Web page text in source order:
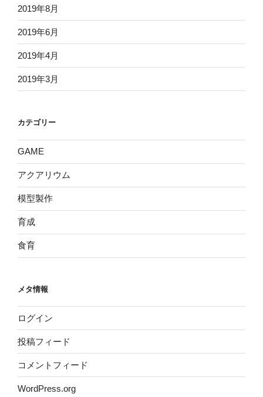
2019年8月
2019年6月
2019年4月
2019年3月
カテゴリー
GAME
アクアリウム
模型製作
育成
食育
メタ情報
ログイン
投稿フィード
コメントフィード
WordPress.org